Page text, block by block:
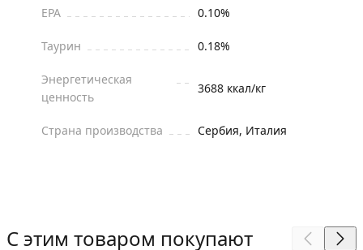
EPA 0.10%
Таурин 0.18%
Энергетическая
ценность
3688 ккал/кг
Страна производства Сербия, Италия
С этим товаром покупают